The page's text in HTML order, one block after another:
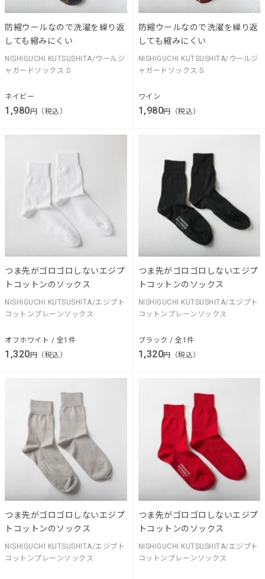
防縮ウールなので洗濯を繰り返
しても縮みにくい
NISHIGUCHI KUTSUSHITA/ウールジ
ャガードソックス S
ネイビー
1,980円（税込）
防縮ウールなので洗濯を繰り返
しても縮みにくい
NISHIGUCHI KUTSUSHITA/ウールジ
ャガードソックス S
ワイン
1,980円（税込）
つま先がゴロゴロしないエジプ
トコットンのソックス
NISHIGUCHI KUTSUSHITA/エジプト
コットンプレーンソックス
オフホワイト / 全1件
1,320 円（税込）
つま先がゴロゴロしないエジプ
トコットンのソックス
NISHIGUCHI KUTSUSHITA/エジプト
コットンプレーンソックス
ブラック / 全1件
1,320円（税込）
つま先がゴロゴロしないエジプ
トコットンのソックス
NISHIGUCHI KUTSUSHITA/エジプト
コットンプレーンソックス
つま先がゴロゴロしないエジプ
トコットンのソックス
NISHIGUCHI KUTSUSHITA/エジプト
コットンプレーンソックス